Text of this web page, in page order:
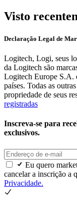
Visto
Declaração Legal de
Logitech, Logi, seus
da Logitech são
Logitech Europe S.A.
países. Todas as
propriedade de seus
registradas
Inscreva-se para
exclusivos.
Eu quero
cancelar a inscrição a
Privacidade.